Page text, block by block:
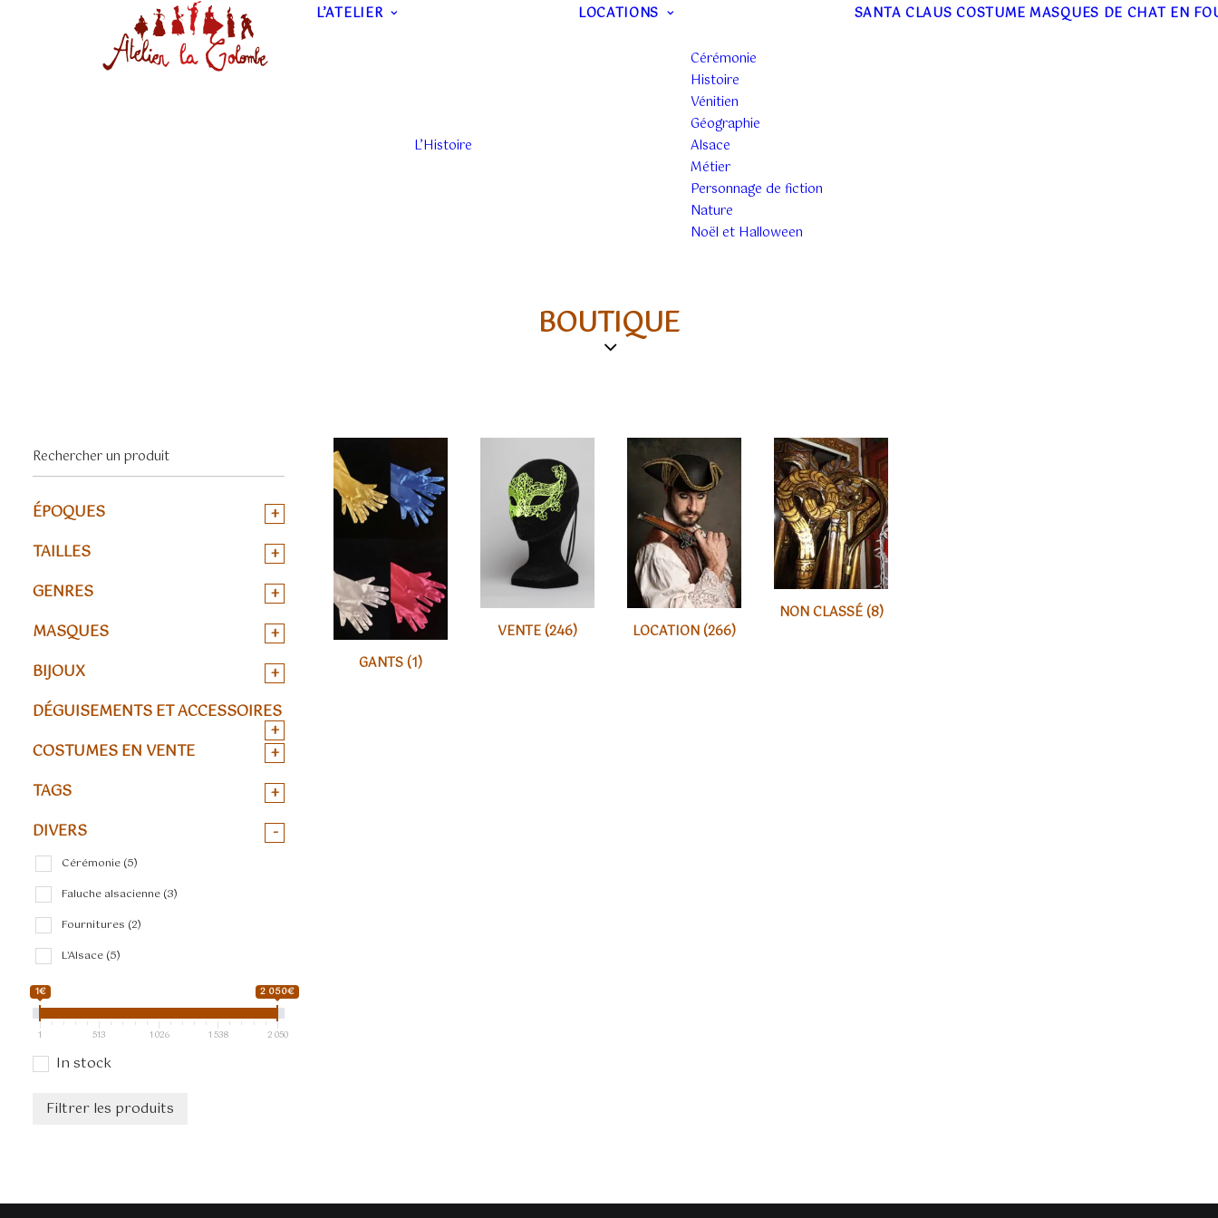
L’ATELIER
L’Histoire
LOCATIONS
Cérémonie
Histoire
Vénitien
Géographie
Alsace
Métier
Personnage de fiction
Nature
Noël et Halloween
SANTA CLAUS COSTUME MASQUES DE CHAT EN
BOUTIQUE
ÉPOQUES
+
TAILLES
+
GENRES
+
MASQUES
+
BIJOUX
+
DÉGUISEMENTS ET ACCESSOIRES
+
COSTUMES EN VENTE
+
TAGS
+
DIVERS
-
Cérémonie (5)
Faluche alsacienne (3)
Fournitures (2)
L'Alsace (5)
1€ 2 050€
1 513 1 026 1 538 2 050
In stock
Filtrer les produits
GANTS(1)
VENTE(246) LOCATION(266)
NON CLASSÉ(8)